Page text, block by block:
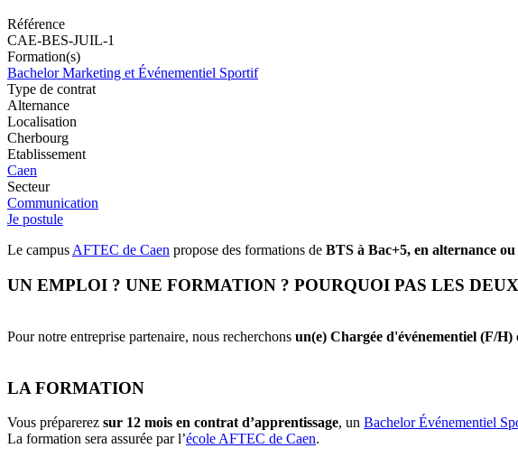
Référence
CAE-BES-JUIL-1
Formation(s)
Bachelor Marketing et Événementiel Sportif
Type de contrat
Alternance
Localisation
Cherbourg
Etablissement
Caen
Secteur
Communication
Je postule
Le campusAFTEC de Caen propose des formations de BTS à Bac+5, en alternance
UN EMPLOI ? UNE FORMATION ? POURQUOI PAS LES
Pour notre entreprise partenaire, nous recherchons un(e) Chargée d'événementiel (F/H)
LA FORMATION
Vous préparerez sur 12 mois en contrat d’apprentissage, un Bachelor Événementiel
La formation sera assurée par l’école AFTEC de Caen.